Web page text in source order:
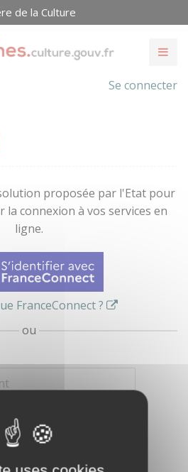
de la Culture
Se connecter
proposée par l'Etat pour
la connexion à vos services en
ligne.
FranceConnect ?
ou